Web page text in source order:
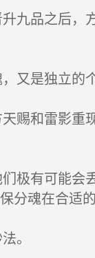
品之后，
是独立的个
和雷影重
有可能会
魂在合适
。